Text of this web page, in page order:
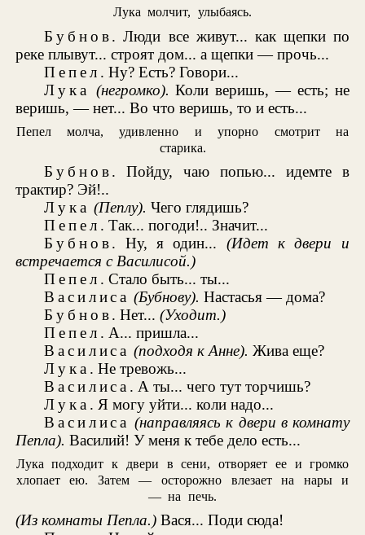
Лука молчит, улыбаясь.
Бубнов. Люди все живут... как щепки по
реке плывут... строят дом... а щепки — прочь...
Пепел . Ну? Есть? Говори...
Лука
(негромко). Коли веришь, — есть; не
веришь, — нет... Во что веришь, то и есть...
Пепел молча, удивленно и упорно смотрит на
старика.
Бубнов. Пойду, чаю попью... идемте в
трактир? Эй!..
Лука (Пеплу). Чего глядишь?
Пепел . Так... погоди!.. Значит...
Бубнов. Ну, я один... (Идет к двери и
встречается с Василисой.)
Пепел . Стало быть... ты...
Василиса (Бубнову). Настасья — дома?
Бубнов. Нет...(Уходит.)
Пепел . А... пришла...
Василиса (подходя к Анне). Жива еще?
Лука . Не тревожь...
Василиса . А ты... чего тут торчишь?
Лука . Я могу уйти... коли надо...
Василиса (направляясь к двери в комнату
Пепла). Василий! У меня к тебе дело есть...
Лука подходит к двери в сени, отворяет ее и громко
хлопает ею. Затем — осторожно влезает на нары и
— на печь.
(Из комнаты Пепла.) Вася... Поди сюда!